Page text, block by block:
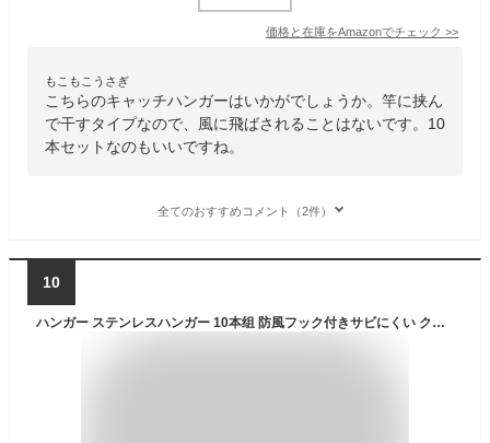
価格と在庫をAmazonでチェック >>
もこもこうさぎ
こちらのキャッチハンガーはいかがでしょうか。竿に挟ん
で干すタイプなので、風に飛ばされることはないです。10
本セットなのもいいですね。
全てのおすすめコメント（2件）
10
ハンガー ステンレスハンガー 10本组 防風フック付きサビにくい クローゼット収納 物干しはんがー 洗濯 ハンガー 頑丈 錆びにくい 曲がらない hanger 曲がらない おしゃれ くぼみ付き シルバー 3.2mm 幅40cm (10）